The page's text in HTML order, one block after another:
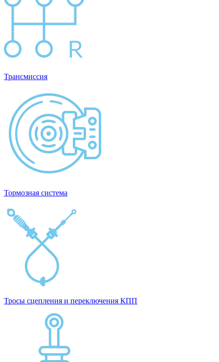
Трансмиссия
Тормозная система
Тросы сцепления и переключения КПП